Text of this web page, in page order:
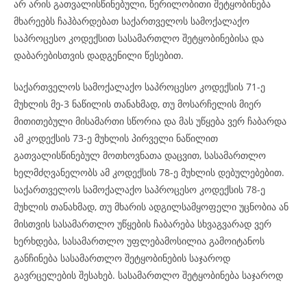
არ არის გათვალისწინებული, წერილობითი შეტყობინება
მხარეებს ჩაჰბარდებათ საქართველოს სამოქალაქო
საპროცესო კოდექსით სასამართლო შეტყობინებისა და
დაბარებისთვის დადგენილი წესებით.
საქართველოს სამოქალაქო საპროცესო კოდექსის 71-ე
მუხლის მე-3 ნაწილის თანახმად, თუ მოსარჩელის მიერ
მითითებული მისამართი სწორია და მას უწყება ვერ ჩაბარდა
ამ კოდექსის 73-ე მუხლის პირველი ნაწილით
გათვალისწინებულ მოთხოვნათა დაცვით, სასამართლო
ხელმძღვანელობს ამ კოდექსის 78-ე მუხლის დებულებებით.
საქართველოს სამოქალაქო საპროცესო კოდექსის 78-ე
მუხლის თანახმად, თუ მხარის ადგილსამყოფელი უცნობია ან
მისთვის სასამართლო უწყების ჩაბარება სხვაგვარად ვერ
ხერხდება, სასამართლო უფლებამოსილია გამოიტანოს
განჩინება სასამართლო შეტყობინების საჯაროდ
გავრცელების შესახებ. სასამართლო შეტყობინება საჯაროდ